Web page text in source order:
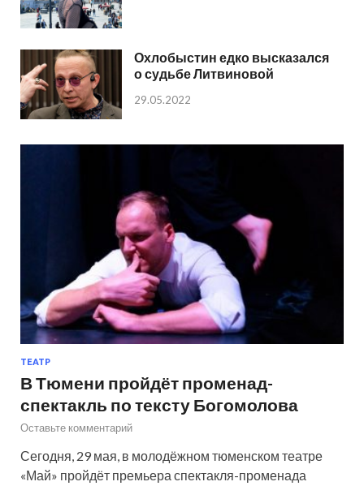
Охлобыстин едко высказался
о судьбе Литвиновой
29.05.2022
ТЕАТР
В Тюмени пройдёт променад-
спектакль по тексту Богомолова
Оставьте комментарий
Сегодня, 29 мая, в молодёжном тюменском театре
«Май» пройдёт премьера спектакля-променада